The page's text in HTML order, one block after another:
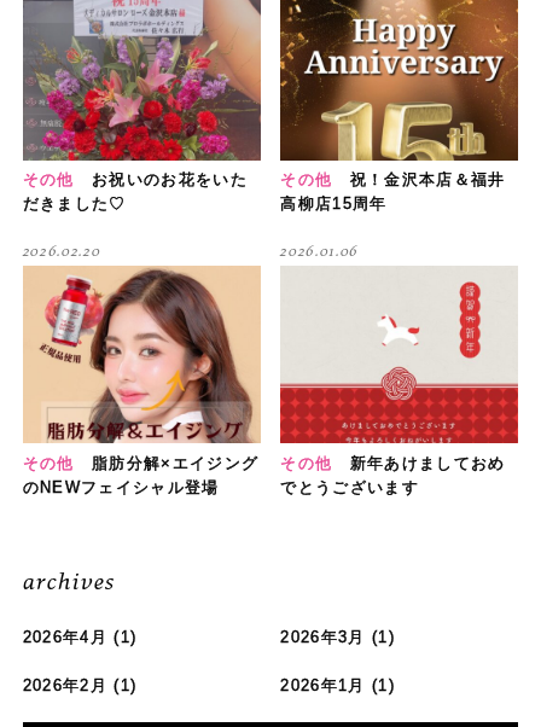
その他
お祝いのお花をいた
だきました♡
その他
祝！金沢本店＆福井
高柳店15周年
その他
脂肪分解×エイジング
のNEWフェイシャル登場
2026.02.20
その他
新年あけましておめ
でとうございます
2026.01.06
archives
2026年4月 (1) 2026年3月 (1)
2026年2月 (1) 2026年1月 (1)